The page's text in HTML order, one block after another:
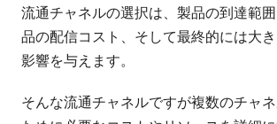
流通チャネルの選択は、製品の到達範
品の配信コスト、そして最終的には大
影響を与えます。
そんな流通チャネルですが複数のチャ